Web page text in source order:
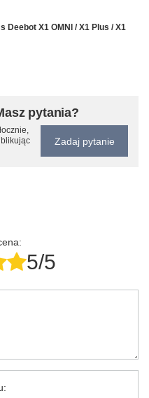
Deebot X1 OMNI / X1 Plus / X1
pytania?
Zadaj pytanie
5/5